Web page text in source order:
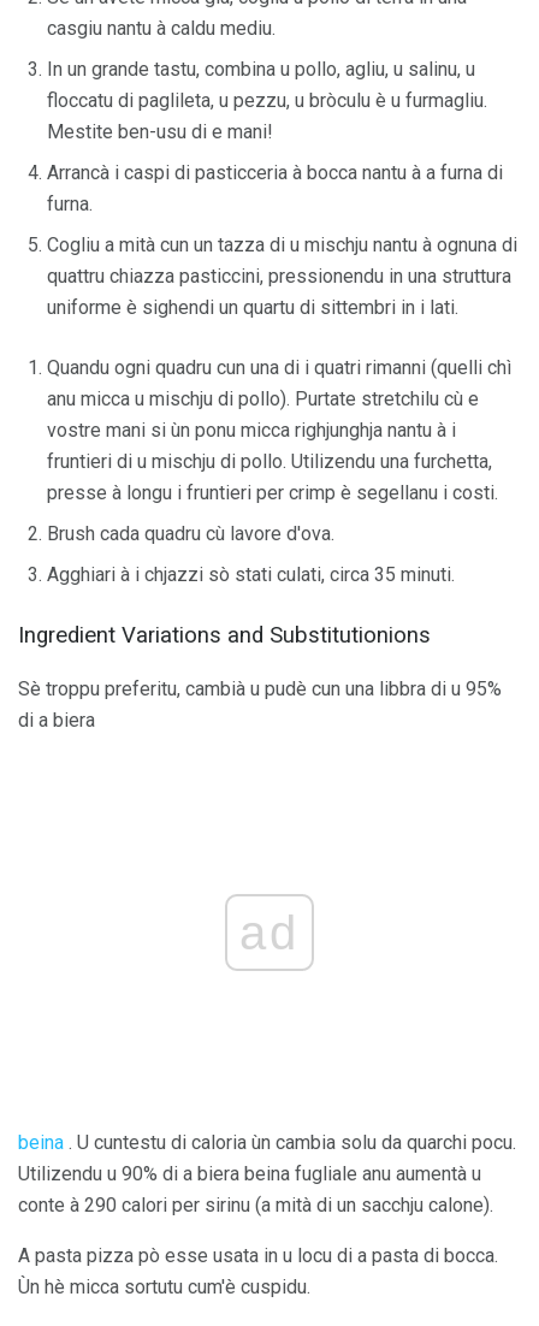
casgiu nantu à caldu mediu.
In un grande tastu, combina u pollo, agliu, u salinu, u
floccatu di paglileta, u pezzu, u bròculu è u furmagliu.
Mestite ben-usu di e mani!
Arrancà i caspi di pasticceria à bocca nantu à a furna di
furna.
Cogliu a mità cun un tazza di u mischju nantu à ognuna di
quattru chiazza pasticcini, pressionendu in una struttura
uniforme è sighendi un quartu di sittembri in i lati.
Quandu ogni quadru cun una di i quatri rimanni (quelli chì
anu micca u mischju di pollo). Purtate stretchilu cù e
vostre mani si ùn ponu micca righjunghja nantu à i
fruntieri di u mischju di pollo. Utilizendu una furchetta,
presse à longu i fruntieri per crimp è segellanu i costi.
Brush cada quadru cù lavore d'ova.
Agghiari à i chjazzi sò stati culati, circa 35 minuti.
Ingredient Variations and Substitutionions
Sè troppu preferitu, cambià u pudè cun una libbra di u 95%
di a biera
ad
beina . U cuntestu di caloria ùn cambia solu da quarchi pocu.
Utilizendu u 90% di a biera beina fugliale anu aumentà u
conte à 290 calori per sirinu (a mità di un sacchju calone).
A pasta pizza pò esse usata in u locu di a pasta di bocca.
Ùn hè micca sortutu cum'è cuspidu.